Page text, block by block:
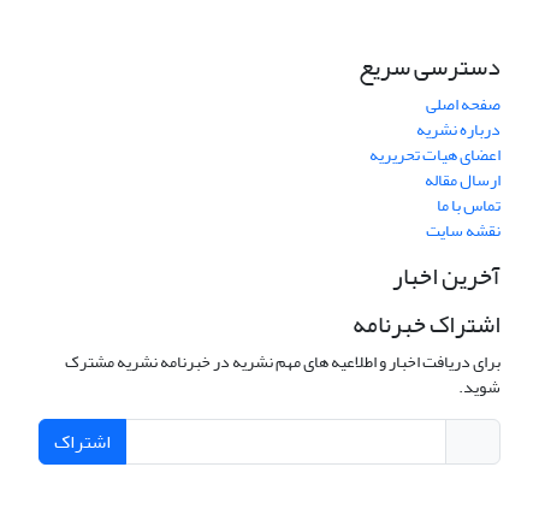
دسترسی سریع
صفحه اصلی
درباره نشریه
اعضای هیات تحریریه
ارسال مقاله
تماس با ما
نقشه سایت
آخرین اخبار
اشتراک خبرنامه
برای دریافت اخبار و اطلاعیه های مهم نشریه در خبرنامه نشریه مشترک
شوید.
اشتراک